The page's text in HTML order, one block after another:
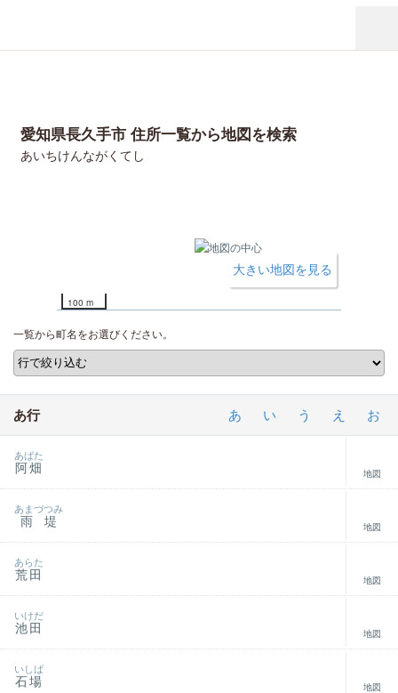
愛知県長久手市 住所一覧から地図を検索
あいちけんながくてし
100 m
大きい地図を見る
一覧から町名をお選びください。
あ行 あ い う え お
阿畑
あばた
地図
雨堤
あまづつみ
地図
荒田
あらた
地図
池田
いけだ
地図
石場
いしば
地図